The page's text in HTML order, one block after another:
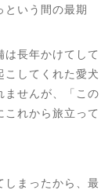
という間の最期
は長年かけてして
こしてくれた愛犬
ませんが、「この
れから旅立って
しまったから、最